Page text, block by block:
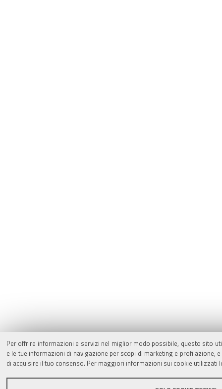
Per offrire informazioni e servizi nel miglior modo possibile, questo sito
e le tue informazioni di navigazione per scopi di marketing e
di acquisire il tuo consenso. Per maggiori informazioni sui cookie utilizzati